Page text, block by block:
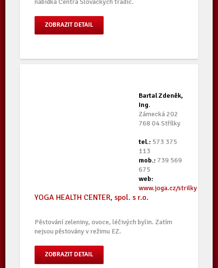
nabídka Centra Slováckých tradic.
ZOBRAZIT DETAIL
Bartal Zdeněk,
Ing.
Zámecká 202
768 04 Střílky
tel.: 573 375
113
mob.: 739 569
675
web:
www.joga.cz/strilky
YOGA HEALTH CENTER, spol. s r.o.
Pěstování zeleniny, ovoce, léčivých bylin. Zatím
nejsou pěstovány v režimu EZ.
ZOBRAZIT DETAIL